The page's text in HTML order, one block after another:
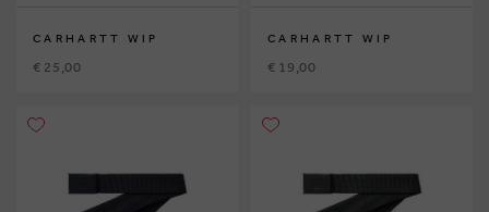
CARHARTT WIP
€ 25,00
CARHARTT WIP
€ 19,00